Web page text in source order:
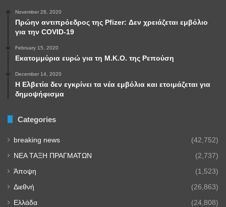
November 28, 2020
Πρώην αντιπρόεδρος της Pfizer: Δεν χρειάζεται εμβόλιο
για την COVID-19
February 15, 2020
Εκατομμύρια ευρώ για τη Μ.Κ.Ο. της Ρεπούση
December 14, 2020
Η Ελβετία δεν εγκρίνει τα νέα εμβόλια και ετοιμάζεται για
δημοψήφισμα
Categories
breaking news (42,752)
NEA TAΞΗ ΠΡΑΓΜΑΤΩΝ (2,737)
Άποψη (1,523)
Διεθνή (26,863)
Ελλάδα (24,808)